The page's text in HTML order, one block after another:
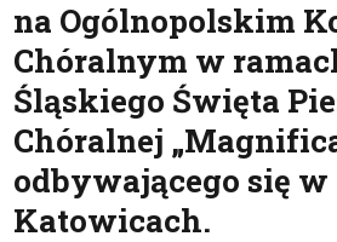
na Ogólnopolskim
Chóralnym w
Śląskiego Święta
Chóralnej
odbywającego się w
Katowicach.